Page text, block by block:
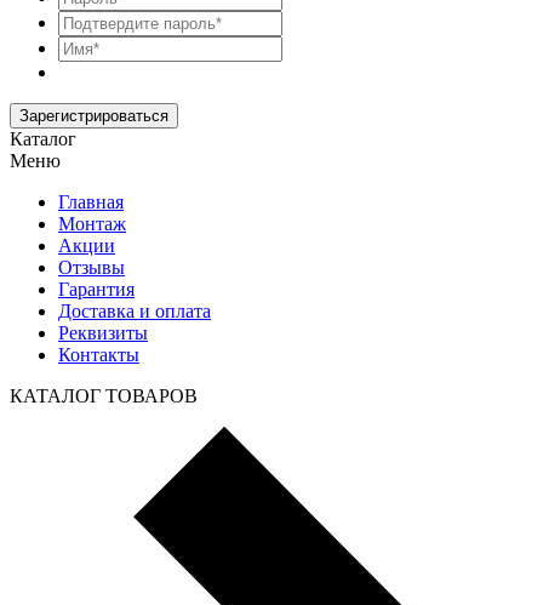
Зарегистрироваться
Каталог
Меню
Главная
Монтаж
Акции
Отзывы
Гарантия
Доставка и оплата
Реквизиты
Контакты
КАТАЛОГ ТОВАРОВ